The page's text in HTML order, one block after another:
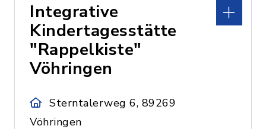
Integrative
Kindertagesstätte
"Rappelkiste"
Vöhringen
Sterntalerweg 6, 89269
Vöhringen